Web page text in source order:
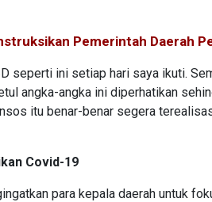
Pemerintah Daerah
seperti ini setiap hari saya ikuti.
angka-angka ini diperhatikan
itu benar-benar segera
Covid-19
para kepala daerah untuk